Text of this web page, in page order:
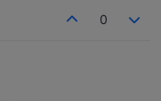
0